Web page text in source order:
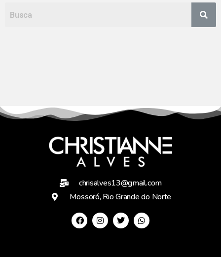
chrisalves13@gmail.com
Mossoró, Rio Grande do Norte